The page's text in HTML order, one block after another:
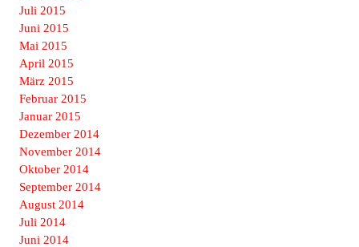
Juli 2015
Juni 2015
Mai 2015
April 2015
März 2015
Februar 2015
Januar 2015
Dezember 2014
November 2014
Oktober 2014
September 2014
August 2014
Juli 2014
Juni 2014